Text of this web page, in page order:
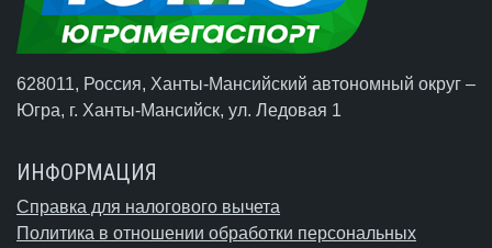
628011, Россия, Ханты-Мансийский автономный округ –
Югра, г. Ханты-Мансийск, ул. Ледовая 1
ИНФОРМАЦИЯ
Справка для налогового вычета
Политика в отношении обработки персональных